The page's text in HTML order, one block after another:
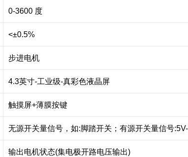
0-3600 度
<±0.5%
步进电机
4.3英寸-工业级-真彩色液晶屏
触摸屏+薄膜按键
无源开关量信号，如:脚踏开关；有源开关量信号
输出电机状态(集电极开路电压输出)